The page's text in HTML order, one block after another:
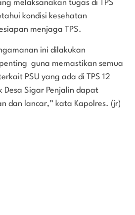
melaksanakan tugas di TPS
kondisi kesehatan
menjaga TPS.
ini dilakukan
guna memastikan semua
PSU yang ada di TPS 12
Desa Sigar Penjalin dapat
dan lancar,” kata Kapolres. (jr)